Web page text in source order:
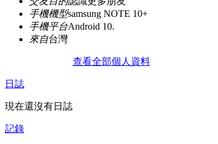
手機機型samsung NOTE 10+
手機平台Android 10.
來自台灣
查看全部個人資料
日誌
現在還沒有日誌
記錄